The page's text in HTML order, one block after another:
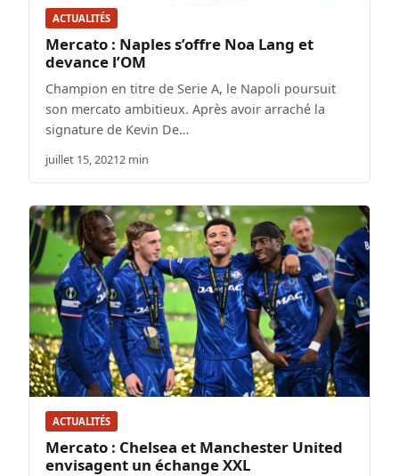
ACTUALITÉS
Mercato : Naples s’offre Noa Lang et
devance l’OM
Champion en titre de Serie A, le Napoli poursuit
son mercato ambitieux. Après avoir arraché la
signature de Kevin De…
juillet 15, 20212 min
ACTUALITÉS
Mercato : Chelsea et Manchester United
envisagent un échange XXL